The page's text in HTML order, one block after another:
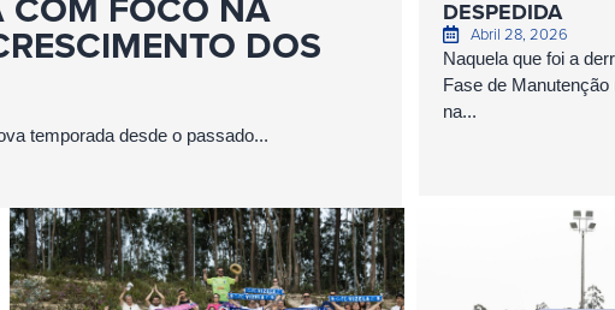
DOS
temporada desde o passado...
DESPEDIDA
Abril 28, 2026
Naquela que foi a
Fase de
na...